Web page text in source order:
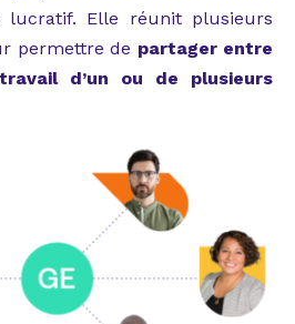
Elle réunit plusieurs
permettre de partager entre
d’un ou de plusieurs